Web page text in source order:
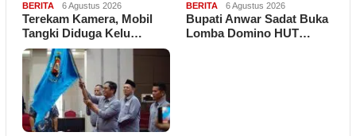
BERITA 6 Agustus 2026
Terekam Kamera, Mobil
Tangki Diduga Kelu…
BERITA 6 Agustus 2026
Bupati Anwar Sadat Buka
Lomba Domino HUT…